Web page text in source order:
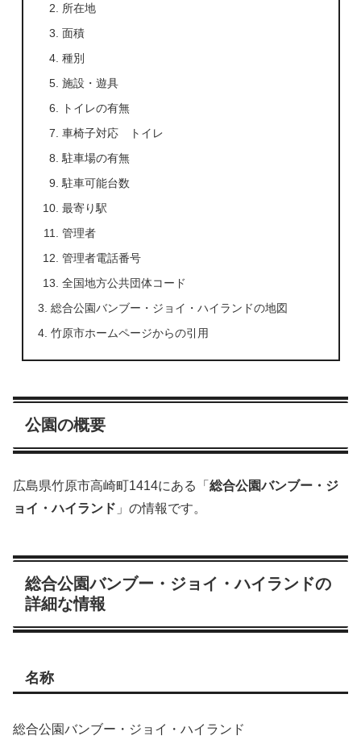
所在地
面積
種別
施設・遊具
トイレの有無
車椅子対応 トイレ
駐車場の有無
駐車可能台数
最寄り駅
管理者
管理者電話番号
全国地方公共団体コード
総合公園バンブー・ジョイ・ハイランドの地図
竹原市ホームページからの引用
公園の概要
広島県竹原市高崎町1414にある「 総合公園バンブー・ジ
ョイ・ハイランド 」の情報です。
総合公園バンブー・ジョイ・ハイランドの
詳細な情報
名称
総合公園バンブー・ジョイ・ハイランド